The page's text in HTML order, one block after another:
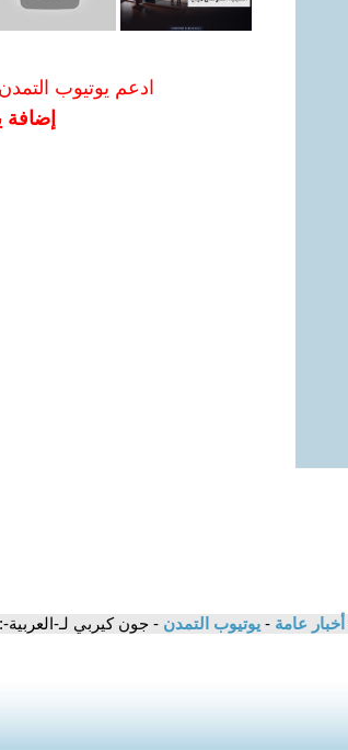
ادعم يوتيوب
أخبار عامة - يوتيوب التمدن - جون كيربي لـ-